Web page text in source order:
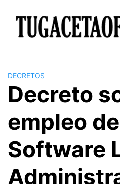
DECRETOS
Decreto
empleo de
Software